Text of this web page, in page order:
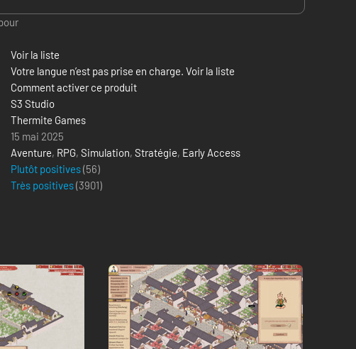
Voir la liste
Votre langue n’est pas prise en charge. Voir la liste
Comment activer ce produit
S3 Studio
Thermite Games
15 mai 2025
Aventure, RPG, Simulation, Stratégie, Early Access
Plutôt positives(56)
Très positives(3901)